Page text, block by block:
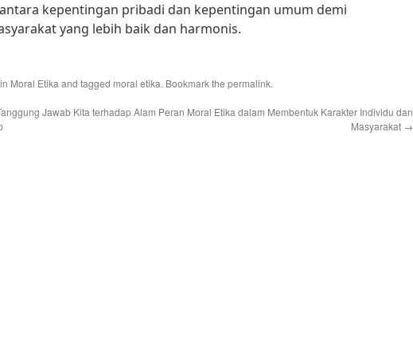
kepentingan pribadi dan kepentingan umum demi
yang lebih baik dan harmonis.
Moral Etika and tagged moral etika. Bookmark the permalink.
Jawab Kita terhadap Alam Peran Moral Etika dalam Membentuk Karakter Individu dan
Masyarakat →